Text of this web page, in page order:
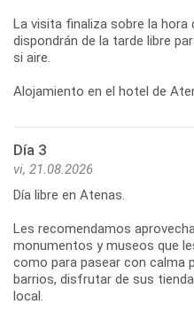
La visita finaliza sobre la hora
dispondrán de la tarde libre
si aire.
Día 3
vi, 21.08.2026
Día libre en Atenas.
Les recomendamos
monumentos y museos que
como para pasear con calma
barrios, disfrutar de sus
local.